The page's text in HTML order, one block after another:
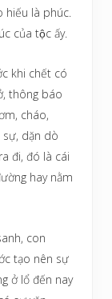
là phúc.
của tộc ấy.
khi chết có
thông báo
cháo,
dặn dò
đi, đó là cái
hay nằm
con
tạo nên sự
ở lổ đến nay